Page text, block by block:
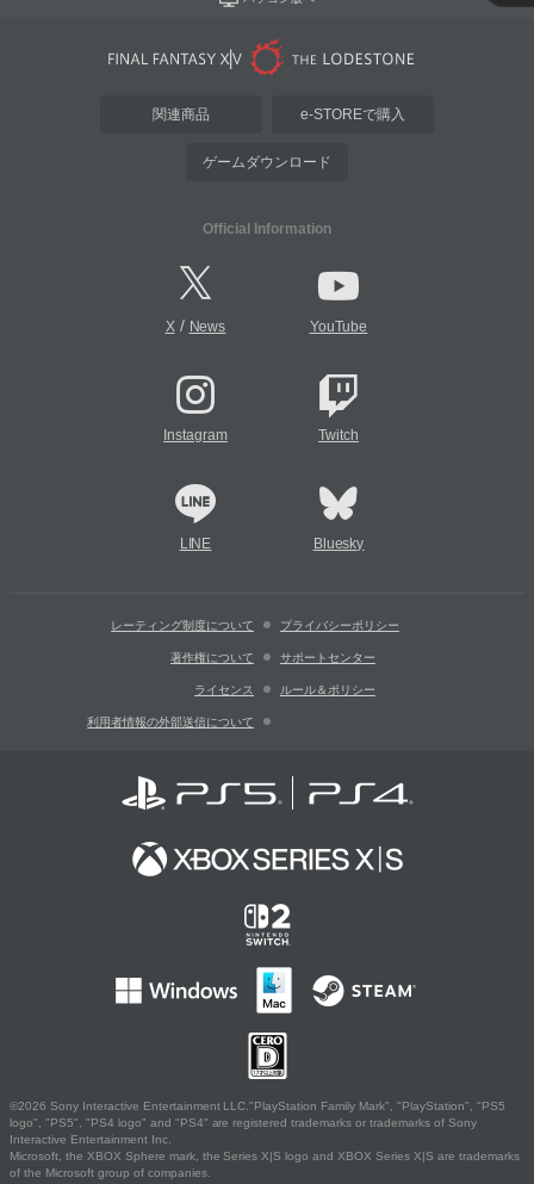
関連商品 e-STOREで購入
ゲームダウンロード
Official Information
X/ News YouTube
Instagram Twitch
LINE Bluesky
レーティング制度について プライバシーポリシー
著作権について サポートセンター
ライセンス ルール＆ポリシー
利用者情報の外部送信について
©2026 Sony Interactive Entertainment LLC."PlayStation Family Mark", "PlayStation", "PS5
logo", "PS5", "PS4 logo" and "PS4" are registered trademarks or trademarks of Sony
Interactive Entertainment Inc.
Microsoft, the XBOX Sphere mark, the Series X|S logo and XBOX Series X|S are trademarks
of the Microsoft group of companies.